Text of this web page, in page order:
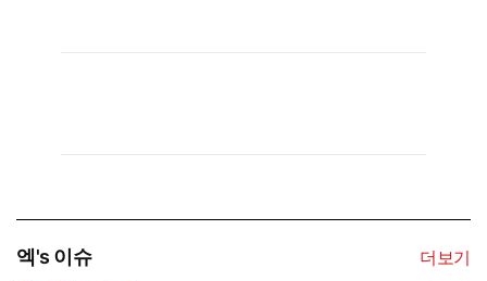
엑's 이슈
더보기